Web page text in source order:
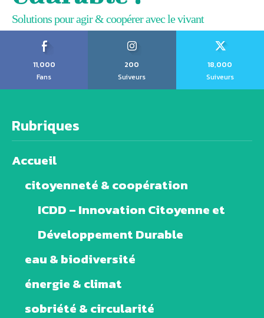
Solutions pour agir & coopérer avec le vivant
11,000
Fans
200
Suiveurs
18,000
Suiveurs
Rubriques
Accueil
citoyenneté & coopération
ICDD – Innovation Citoyenne et
Développement Durable
eau & biodiversité
énergie & climat
sobriété & circularité